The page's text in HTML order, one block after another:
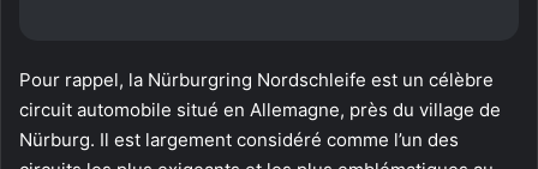
Pour rappel, la Nürburgring Nordschleife est un célèbre
circuit automobile situé en Allemagne, près du village de
Nürburg. Il est largement considéré comme l’un des